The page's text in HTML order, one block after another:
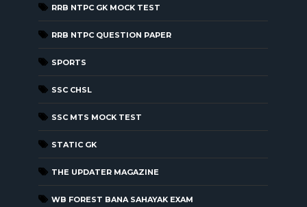
RRB NTPC GK MOCK TEST
RRB NTPC QUESTION PAPER
SPORTS
SSC CHSL
SSC MTS MOCK TEST
STATIC GK
THE UPDATER MAGAZINE
WB FOREST BANA SAHAYAK EXAM